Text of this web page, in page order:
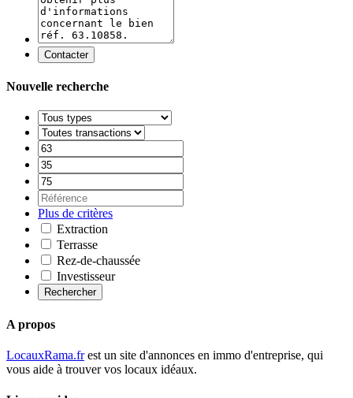
Contacter
Nouvelle recherche
Plus de critères
Extraction
Terrasse
Rez-de-chaussée
Investisseur
Rechercher
A propos
LocauxRama.frest un site d'annonces en immo d'entreprise, qui
vous aide à trouver vos locaux idéaux.